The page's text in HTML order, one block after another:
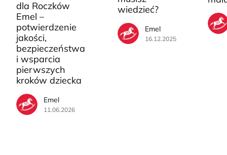
dla Roczków
Emel –
potwierdzenie
jakości,
bezpieczeństwa
i wsparcia
pierwszych
kroków dziecka
Emel
11.06.2026
wiedzieć?
Emel
16.12.2025